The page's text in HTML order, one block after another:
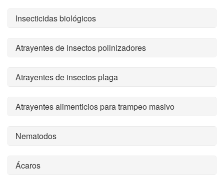
Insecticidas biológicos
Atrayentes de insectos polinizadores
Atrayentes de insectos plaga
Atrayentes alimenticios para trampeo masivo
Nematodos
Ácaros